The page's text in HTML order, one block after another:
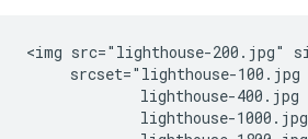
<img src="lighthouse-200.jpg"
srcset="lighthouse-
lighthouse-
lighthouse-